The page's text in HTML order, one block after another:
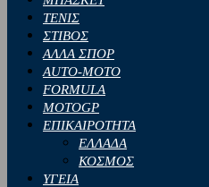
ΤΕΝΙΣ
ΣΤΙΒΟΣ
ΑΛΛΑ ΣΠΟΡ
AUTO-MOTO
FORMULA
MOTOGP
ΕΠΙΚΑΙΡΟΤΗΤΑ
ΕΛΛΑΔΑ
ΚΟΣΜΟΣ
ΥΓΕΙΑ